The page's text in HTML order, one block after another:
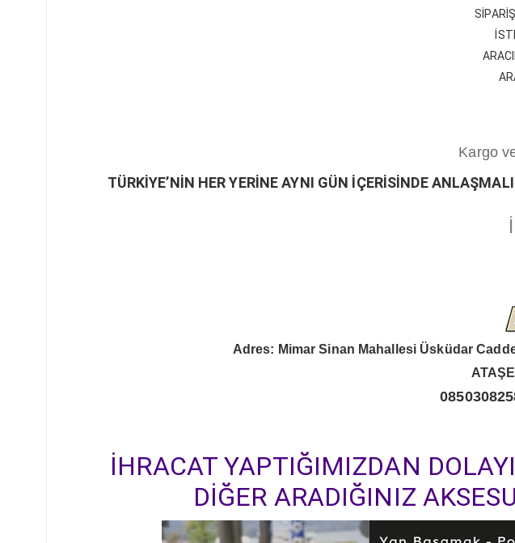
Kargo
TÜRKİYE’NİN HER YERİNE AYNI GÜN İÇERİSİNDE
Adres: Mimar Sinan Mahallesi Üsküdar
İHRACAT YAPTIĞIMIZDAN
DİĞER ARADIĞINIZ